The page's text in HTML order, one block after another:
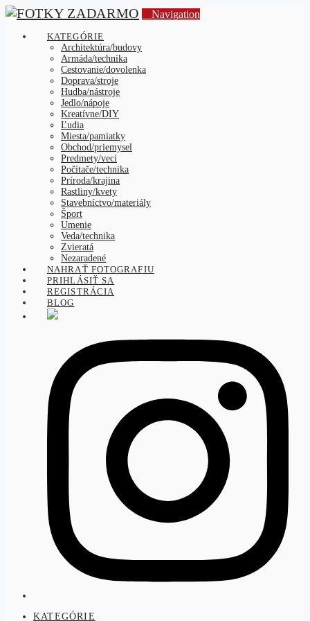
Navigation
KATEGÓRIE
Architektúra/budovy
Armáda/technika
Cestovanie/dovolenka
Doprava/stroje
Hudba/nástroje
Jedlo/nápoje
Kreatívne/DIY
Ľudia
Miesta/pamiatky
Obchod/priemysel
Predmety/veci
Počítače/technika
Príroda/krajina
Rastliny/kvety
Stavebníctvo/materiály
Šport
Umenie
Veda/technika
Zvieratá
Nezaradené
NAHRAŤ FOTOGRAFIU
PRIHLÁSIŤ SA
REGISTRÁCIA
BLOG
KATEGÓRIE